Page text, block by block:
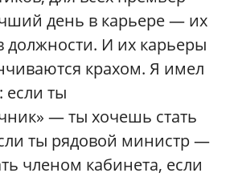
день в карьере — их
должности. И их карьеры
крахом. Я имел
если ты
— ты хочешь стать
ты рядовой министр —
членом кабинета, если